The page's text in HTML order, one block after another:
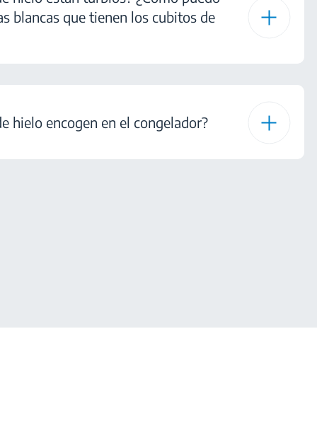
blancas que tienen los cubitos de
hielo encogen en el congelador?